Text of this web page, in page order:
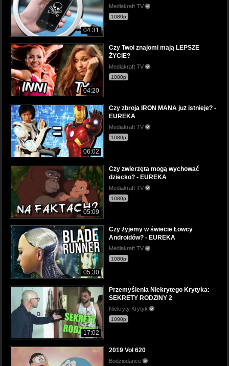
04:31
Mediakraft TV
1080p
04:20
Czy Twoi znajomi mają LEPSZE
ŻYCIE?
Mediakraft TV
1080p
06:02
Czy zbroja IRON MANA już istnieje? -
EUREKA
Mediakraft TV
1080p
05:09
Czy zwierzęta mogą wychować
dziecko? - EUREKA
Mediakraft TV
1080p
05:30
Czy żyjemy w świecie Łowcy
Androidów? - EUREKA
Mediakraft TV
1080p
17:02
Przemyślenia Niekrytego Krytyka:
SEKRETY RODZINY 2
Niekryty Krytyk
1080p
2019 Vol 620
Bodziodance